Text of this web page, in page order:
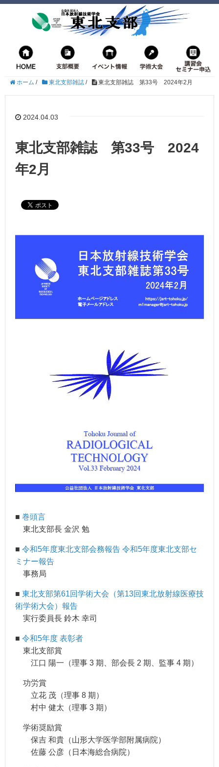
ホーム / 東北支部雑誌 / 東北支部雑誌 第33号 2024年2月
2024.04.03
東北支部雑誌 第33号 2024
年2月
■ 巻頭言
東北支部長 金沢 勉
■ 令和5年度東北支部会務報告 令和5年度東北支部セ
ミナー報告
事務局
■ 東北支部第61回学術大会（第13回東北放射線医療技
術学術大会）報告
実行委員長 鈴木 幸司
■ 令和5年度 表彰者
東北支部賞
江口 陽一（理事 3 期、部会長 2 期、監事 4 期）
功労賞
立花 茂（理事 8 期）
村中 健太（理事 3 期）
学術奨励賞
保吉 和貴（山形大学医学部附属病院）
佐藤 公彦（日本海総合病院）